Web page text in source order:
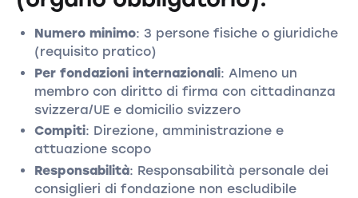
Numero minimo: 3 persone fisiche o giuridiche
(requisito pratico)
Per fondazioni internazionali: Almeno un
membro con diritto di firma con cittadinanza
svizzera/UE e domicilio svizzero
Compiti: Direzione, amministrazione e
attuazione scopo
Responsabilità: Responsabilità personale dei
consiglieri di fondazione non escludibile